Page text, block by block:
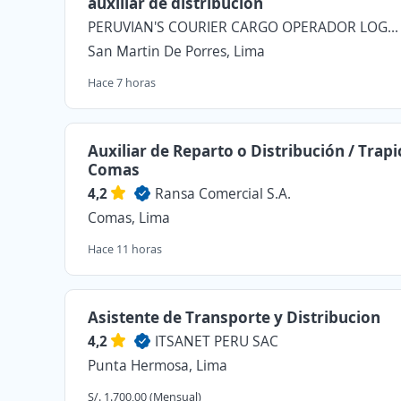
PERUVIAN'S COURIER CARGO OPERADOR LOGISTICO SOCIEDAD ANONIMA CERRADA - PECCOPEL S.A.C.
San Martin De Porres, Lima
Hace 7 horas
Auxiliar de Reparto o Distribución /
Comas
4,2
Ransa Comercial S.A.
Comas, Lima
Hace 11 horas
Asistente de Transporte y Distribucion
4,2
ITSANET PERU SAC
Punta Hermosa, Lima
S/. 1.700,00 (Mensual)